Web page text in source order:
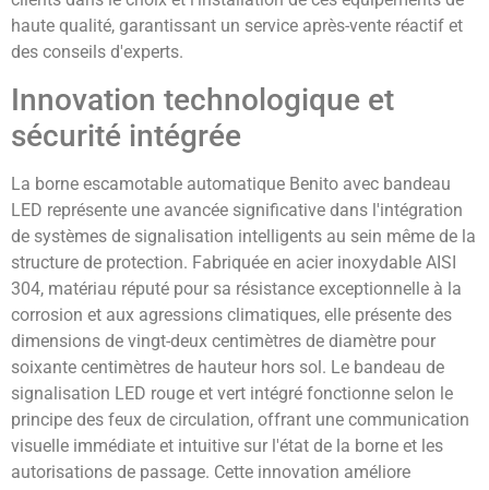
haute qualité, garantissant un service après-vente réactif et
des conseils d'experts.
Innovation technologique et
sécurité intégrée
La borne escamotable automatique Benito avec bandeau
LED représente une avancée significative dans l'intégration
de systèmes de signalisation intelligents au sein même de la
structure de protection. Fabriquée en acier inoxydable AISI
304, matériau réputé pour sa résistance exceptionnelle à la
corrosion et aux agressions climatiques, elle présente des
dimensions de vingt-deux centimètres de diamètre pour
soixante centimètres de hauteur hors sol. Le bandeau de
signalisation LED rouge et vert intégré fonctionne selon le
principe des feux de circulation, offrant une communication
visuelle immédiate et intuitive sur l'état de la borne et les
autorisations de passage. Cette innovation améliore